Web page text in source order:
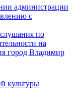
администрации
с
по
на
город Владимир
культуры